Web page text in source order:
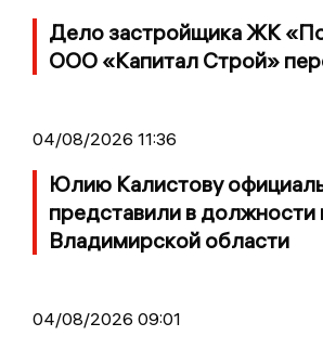
Дело застройщика ЖК
ООО «Капитал Строй»
04/08/2026 11:36
Юлию Калистову
представили в должности
Владимирской области
04/08/2026 09:01